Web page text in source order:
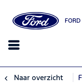
FORD
Naar overzicht